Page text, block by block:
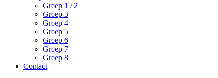
Groep 1 / 2
Groep 3
Groep 4
Groep 5
Groep 6
Groep 7
Groep 8
Contact